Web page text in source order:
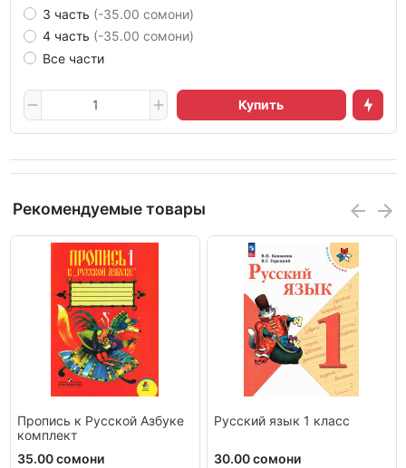
3 часть (-35.00 сомони)
4 часть (-35.00 сомони)
Все части
Купить
Рекомендуемые товары
Пропись к Русской Азбуке
комплект
35.00 сомони
Русский язык 1 класс
30.00 сомони